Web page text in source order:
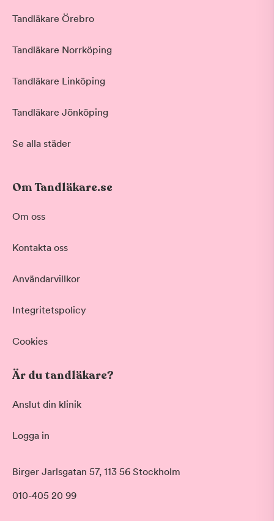
Tandläkare Örebro
Tandläkare Norrköping
Tandläkare Linköping
Tandläkare Jönköping
Se alla städer
Om Tandläkare.se
Om oss
Kontakta oss
Användarvillkor
Integritetspolicy
Cookies
Är du tandläkare?
Anslut din klinik
Logga in
Birger Jarlsgatan 57, 113 56 Stockholm
010-405 20 99